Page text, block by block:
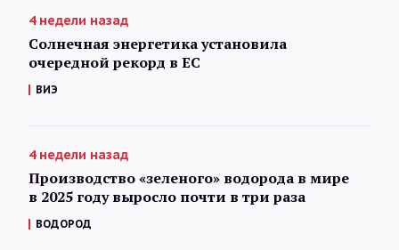
4 недели назад
Солнечная энергетика установила
очередной рекорд в ЕС
ВИЭ
4 недели назад
Производство «зеленого» водорода в мире
в 2025 году выросло почти в три раза
ВОДОРОД